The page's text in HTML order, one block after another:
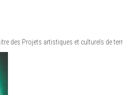
des Projets artistiques et culturels de